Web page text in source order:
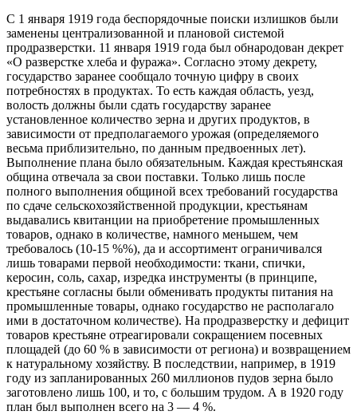
С 1 января 1919 года беспорядочные поиски излишков были
заменены централизованной и плановой системой
продразверстки. 11 января 1919 года был обнародован декрет
«О разверстке хлеба и фуража». Согласно этому декрету,
государство заранее сообщало точную цифру в своих
потребностях в продуктах. То есть каждая область, уезд,
волость должны были сдать государству заранее
установленное количество зерна и других продуктов, в
зависимости от предполагаемого урожая (определяемого
весьма приблизительно, по данным предвоенных лет).
Выполнение плана было обязательным. Каждая крестьянская
община отвечала за свои поставки. Только лишь после
полного выполнения общиной всех требований государства
по сдаче сельскохозяйственной продукции, крестьянам
выдавались квитанции на приобретение промышленных
товаров, однако в количестве, намного меньшем, чем
требовалось (10-15 %%), да и ассортимент ограничивался
лишь товарами первой необходимости: ткани, спички,
керосин, соль, сахар, изредка инструменты (в принципе,
крестьяне согласны были обменивать продукты питания на
промышленные товары, однако государство не располагало
ими в достаточном количестве). На продразверстку и дефицит
товаров крестьяне отреагировали сокращением посевных
площадей (до 60 % в зависимости от региона) и возвращением
к натуральному хозяйству. В последствии, например, в 1919
году из запланированных 260 миллионов пудов зерна было
заготовлено лишь 100, и то, с большим трудом. А в 1920 году
план был выполнен всего на 3 — 4 %.